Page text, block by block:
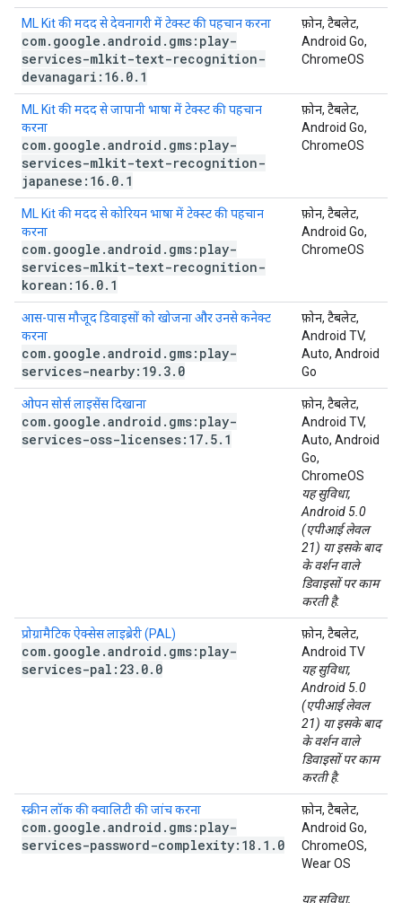
ML Kit की मदद से देवनागरी में टेक्स्ट की पहचान करना
com. google .android . gms:play-
services-mlkit-text-recognition-
devanagari:16. 0. 1
फ़ोन, टैबलेट,
Android Go,
ChromeOS
ML Kit की मदद से जापानी भाषा में टेक्स्ट की पहचान
करना
com. google .android . gms:play-
services-mlkit-text-recognition-
japanese:16. 0. 1
फ़ोन, टैबलेट,
Android Go,
ChromeOS
ML Kit की मदद से कोरियन भाषा में टेक्स्ट की पहचान
करना
com. google .android . gms:play-
services-mlkit-text-recognition-
korean:16. 0. 1
फ़ोन, टैबलेट,
Android Go,
ChromeOS
आस-पास मौजूद डिवाइसों को खोजना और उनसे कनेक्ट
करना
com. google .android . gms:play-
services-nearby:19. 3. 0
फ़ोन, टैबलेट,
Android TV,
Auto, Android
Go
ओपन सोर्स लाइसेंस दिखाना
com. google .android . gms:play-
services-oss-licenses:17. 5. 1
फ़ोन, टैबलेट,
Android TV,
Auto, Android
Go,
ChromeOS
यह सुविधा,
Android 5.0
(एपीआई लेवल
21) या इसके बाद
के वर्शन वाले
डिवाइसों पर काम
करती है.
प्रोग्रामैटिक ऐक्सेस लाइब्रेरी (PAL)
com. google .android . gms:play-
services-pal:23. 0. 0
फ़ोन, टैबलेट,
Android TV
यह सुविधा,
Android 5.0
(एपीआई लेवल
21) या इसके बाद
के वर्शन वाले
डिवाइसों पर काम
करती है.
स्क्रीन लॉक की क्वालिटी की जांच करना
com. google .android . gms:play-
services-password-complexity:18 . 1 . 0
फ़ोन, टैबलेट,
Android Go,
ChromeOS,
Wear OS
यह सुविधा,